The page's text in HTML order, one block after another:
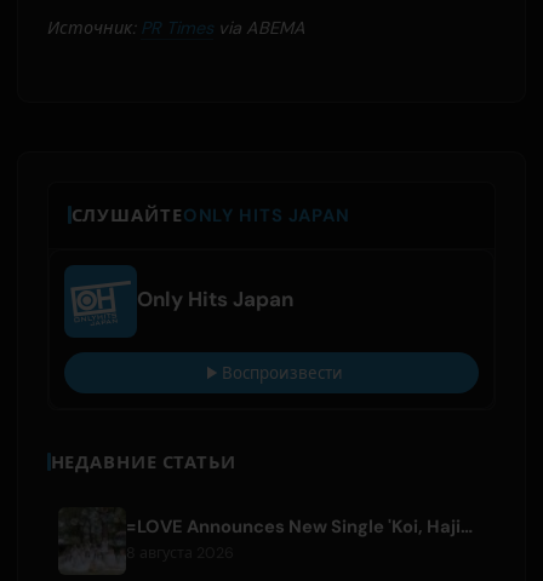
Источник: PR Timesvia ABEMA
СЛУШАЙТЕONLY HITS JAPAN
Only Hits Japan
Воспроизвести
НЕДАВНИЕ СТАТЬИ
=LOVE Announces New Single 'Koi, Hajimemashita.' and Tokyo Dome Concerts